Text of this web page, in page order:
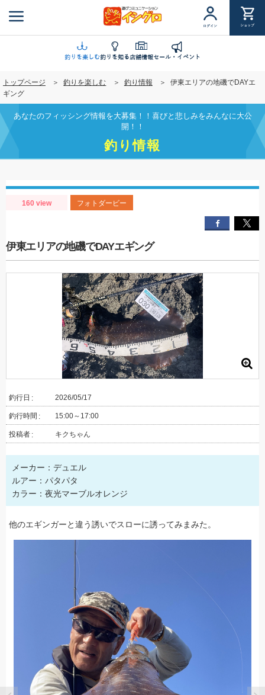
ン
ツ
移
動
ログイン ショップ
釣りを楽しむ釣りを知る店舗情報セール・イベント
トップページ 釣りを楽しむ 釣り情報
伊東エリアの地磯でDAYエ
ギング
あなたのフィッシング情報を大募集！！喜びと悲しみをみんなに大公
開！！
釣り情報
160 view フォトダービー
伊東エリアの地磯でDAYエギング
釣行日 2026/05/17
釣行時間 15:00～17:00
投稿者 キクちゃん
メーカー：デュエル
ルアー：パタパタ
カラー：夜光マーブルオレンジ
他のエギンガーと違う誘いでスローに誘ってみまみた。